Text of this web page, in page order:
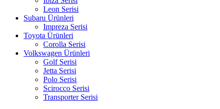
Leon Serisi
Subaru Ürünleri
Impreza Serisi
Toyota Ürünleri
Corolla Serisi
Volkswagen Ürünleri
Golf Serisi
Jetta Serisi
Polo Serisi
Scirocco Serisi
Transporter Serisi